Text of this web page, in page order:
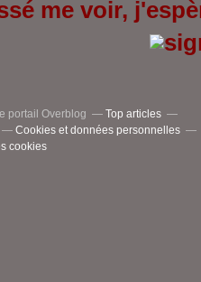
me voir,
portail Overblog
Top articles
Cookies et données personnelles
cookies